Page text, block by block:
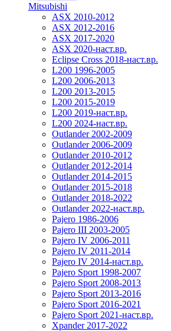
Mitsubishi
ASX 2010-2012
ASX 2012-2016
ASX 2017-2020
ASX 2020-наст.вр.
Eclipse Cross 2018-наст.вр.
L200 1996-2005
L200 2006-2013
L200 2013-2015
L200 2015-2019
L200 2019-наст.вр.
L200 2024-наст.вр.
Outlander 2002-2009
Outlander 2006-2009
Outlander 2010-2012
Outlander 2012-2014
Outlander 2014-2015
Outlander 2015-2018
Outlander 2018-2022
Outlander 2022-наст.вр.
Pajero 1986-2006
Pajero III 2003-2005
Pajero IV 2006-2011
Pajero IV 2011-2014
Pajero IV 2014-наст.вр.
Pajero Sport 1998-2007
Pajero Sport 2008-2013
Pajero Sport 2013-2016
Pajero Sport 2016-2021
Pajero Sport 2021-наст.вр.
Xpander 2017-2022